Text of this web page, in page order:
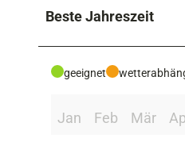
Beste Jahreszeit
geeignet
Jan Feb Mär